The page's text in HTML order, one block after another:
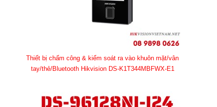
Thiết bị chấm công & kiểm soát ra vào khuôn mặt/vân
tay/thẻ/Bluetooth Hikvision DS-K1T344MBFWX-E1